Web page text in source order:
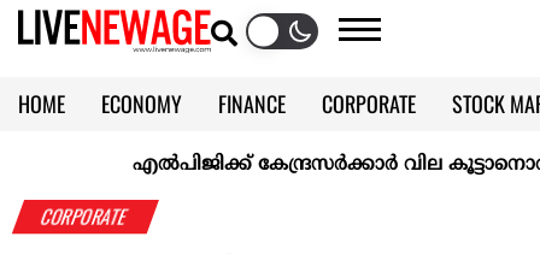
HOME ECONOMY FINANCE CORPORATE
STOCK
KERALA @70
എല്‍പിജിക്ക് കേന്ദ്രസർക്കാർ വില
CORPORATE